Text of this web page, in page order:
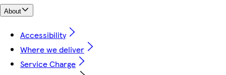
About
Accessibility
Where we deliver
Service Charge